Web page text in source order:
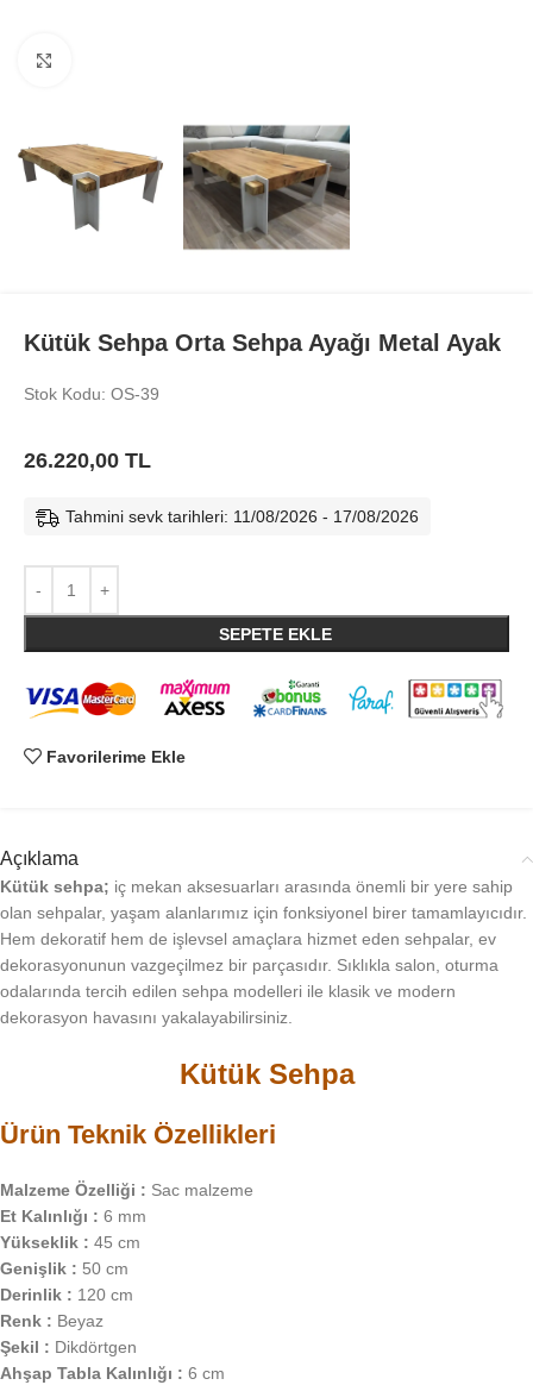
Kütük Sehpa Orta Sehpa Ayağı Metal Ayak
Stok Kodu: OS-39
26.220,00 TL
Tahmini sevk tarihleri: 11/08/2026 - 17/08/2026
SEPETE EKLE
Favorilerime Ekle
Açıklama
Kütük sehpa; iç mekan aksesuarları arasında önemli bir yere sahip
olan sehpalar, yaşam alanlarımız için fonksiyonel birer tamamlayıcıdır.
Hem dekoratif hem de işlevsel amaçlara hizmet eden sehpalar, ev
dekorasyonunun vazgeçilmez bir parçasıdır. Sıklıkla salon, oturma
odalarında tercih edilen sehpa modelleri ile klasik ve modern
dekorasyon havasını yakalayabilirsiniz.
Kütük Sehpa
Ürün Teknik Özellikleri
Malzeme Özelliği : Sac malzeme
Et Kalınlığı : 6 mm
Yükseklik : 45 cm
Genişlik : 50 cm
Derinlik : 120 cm
Renk : Beyaz
Şekil : Dikdörtgen
Ahşap Tabla Kalınlığı : 6 cm